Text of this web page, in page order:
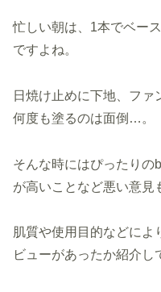
忙しい朝は、1本でベー
ですよね。
日焼け止めに下地、フ
何度も塗るのは面倒…。
そんな時にはぴったりの
が高いことなど悪い意見
肌質や使用目的などによ
ビューがあったか紹介し